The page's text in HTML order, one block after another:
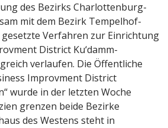
des Bezirks Charlottenburg-
mit dem Bezirk Tempelhof-
Verfahren zur Einrichtung
District Ku‘damm-
verlaufen. Die Öffentliche
Improvment District
wurde in der letzten Woche
grenzen beide Bezirke
des Westens steht in